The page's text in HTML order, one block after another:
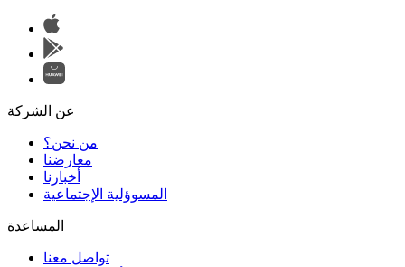
عن الشركة
من نحن؟
المسوؤلية الإجتماعية
تواصل معنا